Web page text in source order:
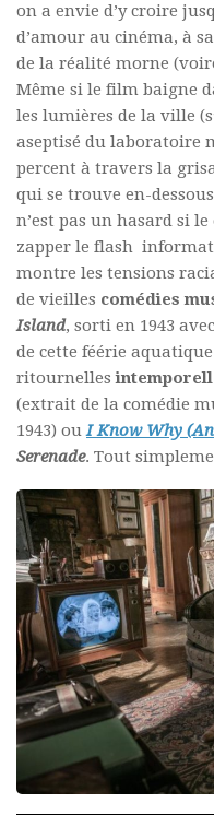
on a envie d’y croire
d’amour au cinéma, à
de la réalité morne
Même si le film baigne
les lumières de la ville
aseptisé du laboratoire
percent à travers la
qui se trouve en-
n’est pas un hasard si
zapper le flash
montre les tensions
de vieilles comédies
Island, sorti en 1943 avec
de cette féérie aquatique
ritournelles
(extrait de la comédie
1943) ouI Know Why
Serenade. Tout